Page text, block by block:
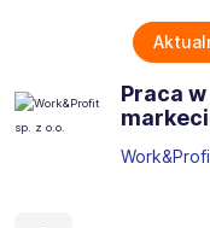
Praca